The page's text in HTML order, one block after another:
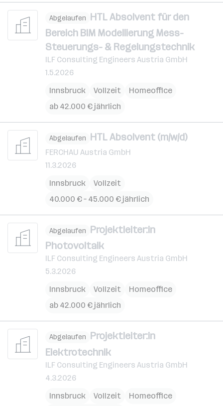
Abgelaufen HTL Absolvent für den
Bereich BIM Modellierung Mess-
Steuerungs- & Regelungstechnik
ILF Consulting Engineers Austria GmbH
1.5.2026
Innsbruck
Vollzeit
Homeoffice
ab 42.000 € jährlich
Abgelaufen HTL Absolvent (m/w/d)
FERCHAU Austria GmbH
11.3.2026
Innsbruck
Vollzeit
40.000 € – 45.000 € jährlich
Abgelaufen Projektleiter:in
Photovoltaik
ILF Consulting Engineers Austria GmbH
5.3.2026
Innsbruck
Vollzeit
Homeoffice
ab 42.000 € jährlich
Abgelaufen Projektleiter:in
Elektrotechnik
ILF Consulting Engineers Austria GmbH
4.3.2026
Innsbruck
Vollzeit
Homeoffice